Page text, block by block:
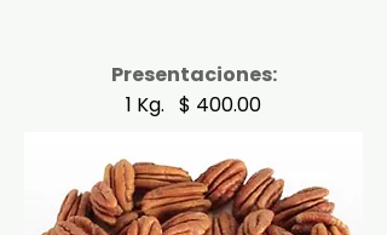
Presentaciones:
1 Kg. $ 400.00